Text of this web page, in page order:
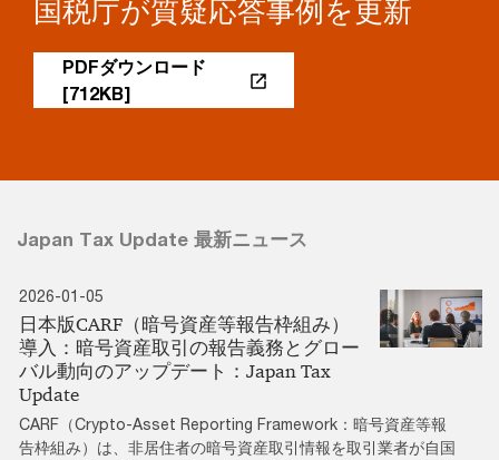
国税庁が質疑応答事例を更新
PDFダウンロード
[712KB]
Japan Tax Update 最新ニュース
2026-01-05
日本版CARF（暗号資産等報告枠組み）
導入：暗号資産取引の報告義務とグロー
バル動向のアップデート：Japan Tax
Update
CARF（Crypto-Asset Reporting Framework：暗号資産等報
告枠組み）は、非居住者の暗号資産取引情報を取引業者が自国